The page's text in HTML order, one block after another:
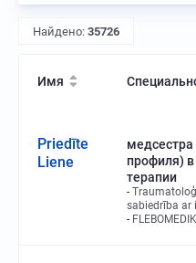
Найдено: 35726
Имя
Priedīte
Liene
профиля) в
терапии
sabiedrība ar